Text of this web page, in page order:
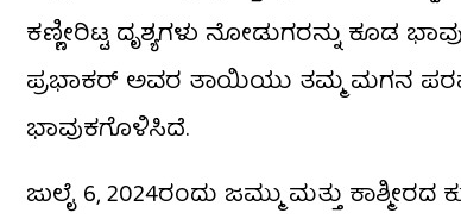
ಕಣ್ಣೀರಿಟ್ಟ ದೃಶ್ಯಗಳು ನೋಡುಗರನ್ನು ಕೂಡ
ಪ್ರಭಾಕರ್ ಅವರ ತಾಯಿಯು ತಮ್ಮ ಮಗನ ಪರವಾಗಿ
ಭಾವುಕಗೊಳಿಸಿದೆ.
ಜುಲೈ 6, 2024ರಂದು ಜಮ್ಮು ಮತ್ತು